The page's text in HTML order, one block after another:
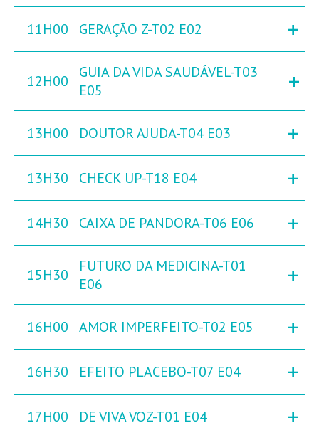
11H00 GERAÇÃO Z-T02 E02 +
12H00
GUIA DA VIDA SAUDÁVEL-T03
E05
+
13H00 DOUTOR AJUDA-T04 E03 +
13H30 CHECK UP-T18 E04 +
14H30 CAIXA DE PANDORA-T06 E06 +
15H30
FUTURO DA MEDICINA-T01
E06
+
16H00 AMOR IMPERFEITO-T02 E05 +
16H30 EFEITO PLACEBO-T07 E04 +
17H00 DE VIVA VOZ-T01 E04 +